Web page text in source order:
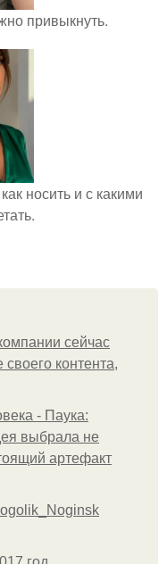
привыкнуть.
носить и с какими
сейчас
контента,
- Паука:
выбрала не
артефакт